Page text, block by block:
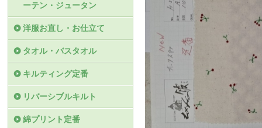
ーテン・ジュータン
洋服お直し・お仕立て
タオル・バスタオル
キルティング定番
リバーシブルキルト
綿プリント定番